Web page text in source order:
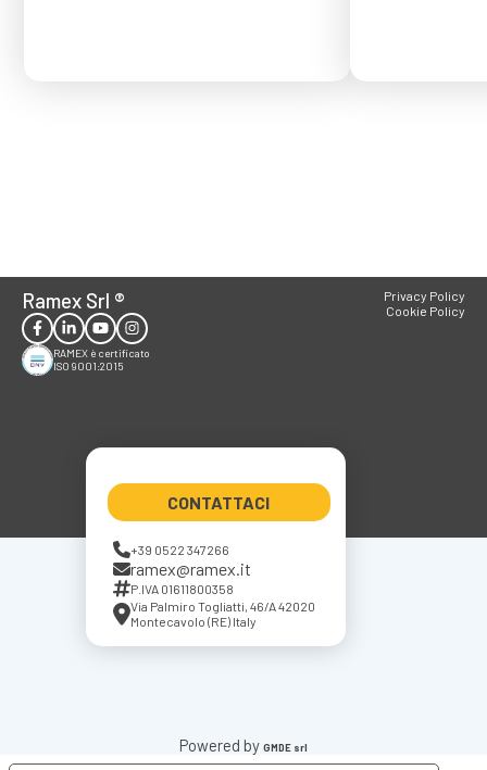
Ramex Srl ®
RAMEX è certificato
ISO 9001:2015
CONTATTACI
+39 0522 347266
ramex@ramex.it
P.IVA 01611800358
Via Palmiro Togliatti, 46/A 42020
Montecavolo (RE) Italy
Privacy Policy
Cookie Policy
Powered by GMDE srl